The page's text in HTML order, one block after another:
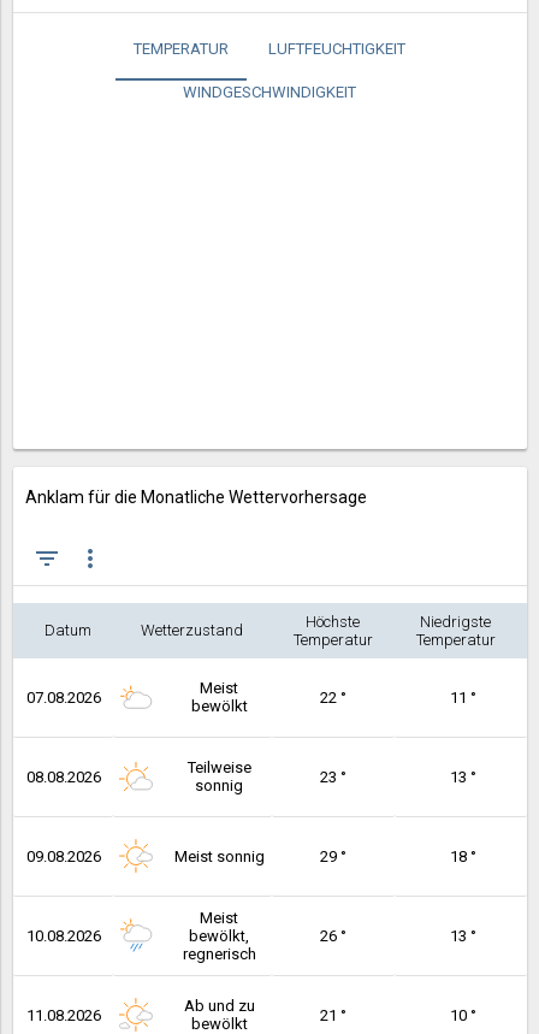
TEMPERATUR LUFTFEUCHTIGKEIT
WINDGESCHWINDIGKEIT
Anklam für die Monatliche Wettervorhersage
filter_list more_vert
Datum Wetterzustand
Höchste
Temperatur
Niedrigste
Temperatur
07.08.2026
Meist
bewölkt
22 ° 11 °
08.08.2026
Teilweise
sonnig
23 ° 13 °
09.08.2026 Meist sonnig 29 ° 18 °
10.08.2026
Meist
bewölkt,
regnerisch
26 ° 13 °
11.08.2026
Ab und zu
bewölkt
21 ° 10 °